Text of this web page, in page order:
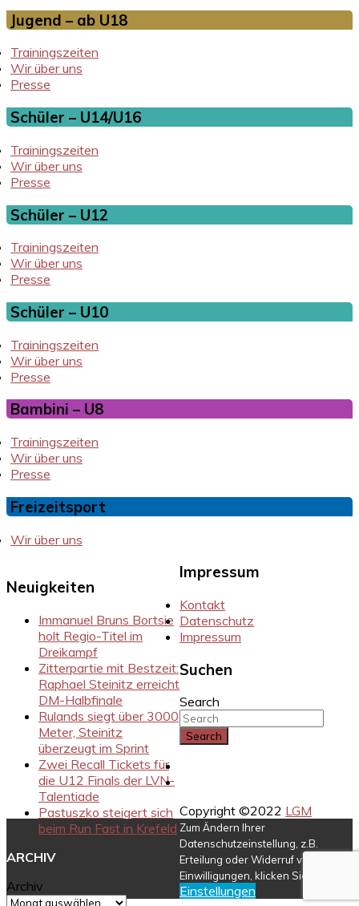
Jugend – ab U18
Trainingszeiten
Wir über uns
Presse
Schüler – U14/U16
Trainingszeiten
Wir über uns
Presse
Schüler – U12
Trainingszeiten
Wir über uns
Presse
Schüler – U10
Trainingszeiten
Wir über uns
Presse
Bambini – U8
Trainingszeiten
Wir über uns
Presse
Freizeitsport
Wir über uns
Neuigkeiten
Immanuel Bruns Bortsie
holt Regio-Titel im
Dreikampf
Zitterpartie mit Bestzeit:
Raphael Steinitz erreicht
DM-Halbfinale
Rulands siegt über 3000
Meter, Steinitz
überzeugt im Sprint
Zwei Recall Tickets für
die U12 Finals der LVN-
Talentiade
Pastuszko steigert sich
beim Run Fast in Krefeld
ARCHIV
Archiv
Impressum
Kontakt
Datenschutz
Impressum
Suchen
Search
Copyright ©2022 LGM
Zum Ändern Ihrer
Datenschutzeinstellung, z.B.
Erteilung oder Widerruf von
Einwilligungen, klicken Sie hier:
Einstellungen